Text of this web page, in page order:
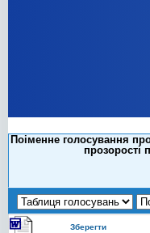
Поіменне голосування
прозорості
Зберегти